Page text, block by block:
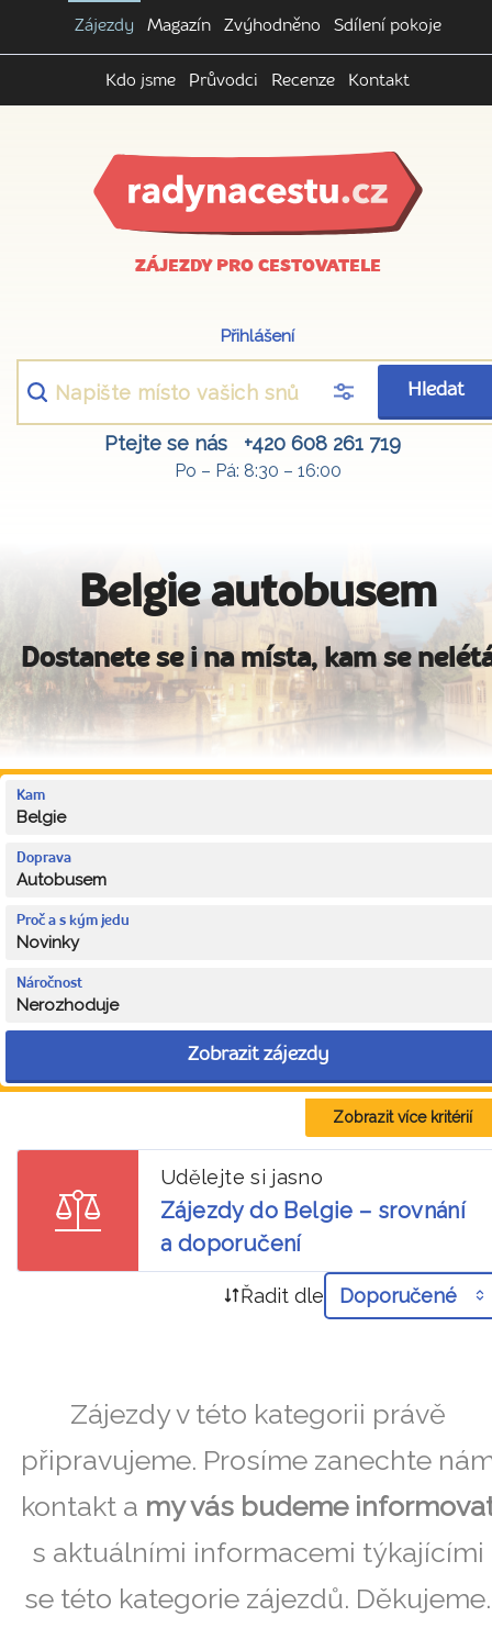
Zájezdy Magazín Zvýhodněno Sdílení pokoje
Kdo jsme Průvodci Recenze Kontakt
ZÁJEZDY PRO CESTOVATELE
Přihlášení
Hledat
Ptejte se nás +420 608 261 719
Po – Pá: 8:30 – 16:00
Belgie autobusem
Dostanete se i na místa, kam se
Kam
Belgie
Doprava
Autobusem
Proč a s kým jedu
Novinky
Náročnost
Nerozhoduje
Zobrazit zájezdy
Zobrazit více kritérií
Udělejte si jasno
Zájezdy do Belgie – srovnání
a doporučení
Řadit dle Doporučené
Zájezdy v této kategorii právě
připravujeme. Prosíme zanechte
kontakt a my vás budeme
s aktuálními informacemi týkajícími
se této kategorie zájezdů. Děkujeme.